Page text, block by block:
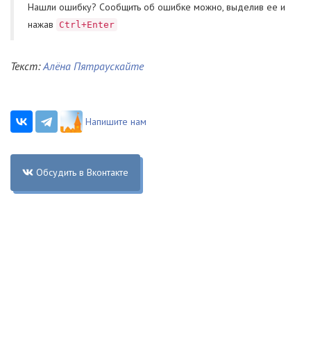
Нашли ошибку? Cообщить об ошибке можно, выделив ее и
нажав
Ctrl+Enter
Текст:Алёна Пятраускайте
Напишите нам
Обсудить в Вконтакте